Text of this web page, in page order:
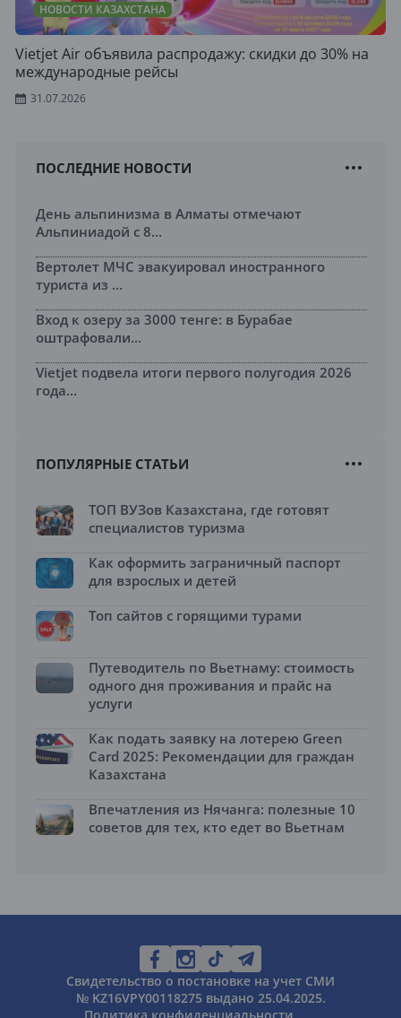
НОВОСТИ КАЗАХСТАНА
Vietjet Air объявила распродажу: скидки до 30% на
международные рейсы
31.07.2026
ПОСЛЕДНИЕ НОВОСТИ
День альпинизма в Алматы отмечают
Альпиниадой с 8...
Вертолет МЧС эвакуировал иностранного
туриста из ...
Вход к озеру за 3000 тенге: в Бурабае
оштрафовали...
Vietjet подвела итоги первого полугодия 2026
года...
ПОПУЛЯРНЫЕ СТАТЬИ
ТОП ВУЗов Казахстана, где готовят
специалистов туризма
Как оформить заграничный паспорт
для взрослых и детей
Топ сайтов с горящими турами
Путеводитель по Вьетнаму: стоимость
одного дня проживания и прайс на
услуги
Как подать заявку на лотерею Green
Card 2025: Рекомендации для граждан
Казахстана
Впечатления из Нячанга: полезные 10
советов для тех, кто едет во Вьетнам
Свидетельство о постановке на учет СМИ
№ KZ16VPY00118275 выдано 25.04.2025.